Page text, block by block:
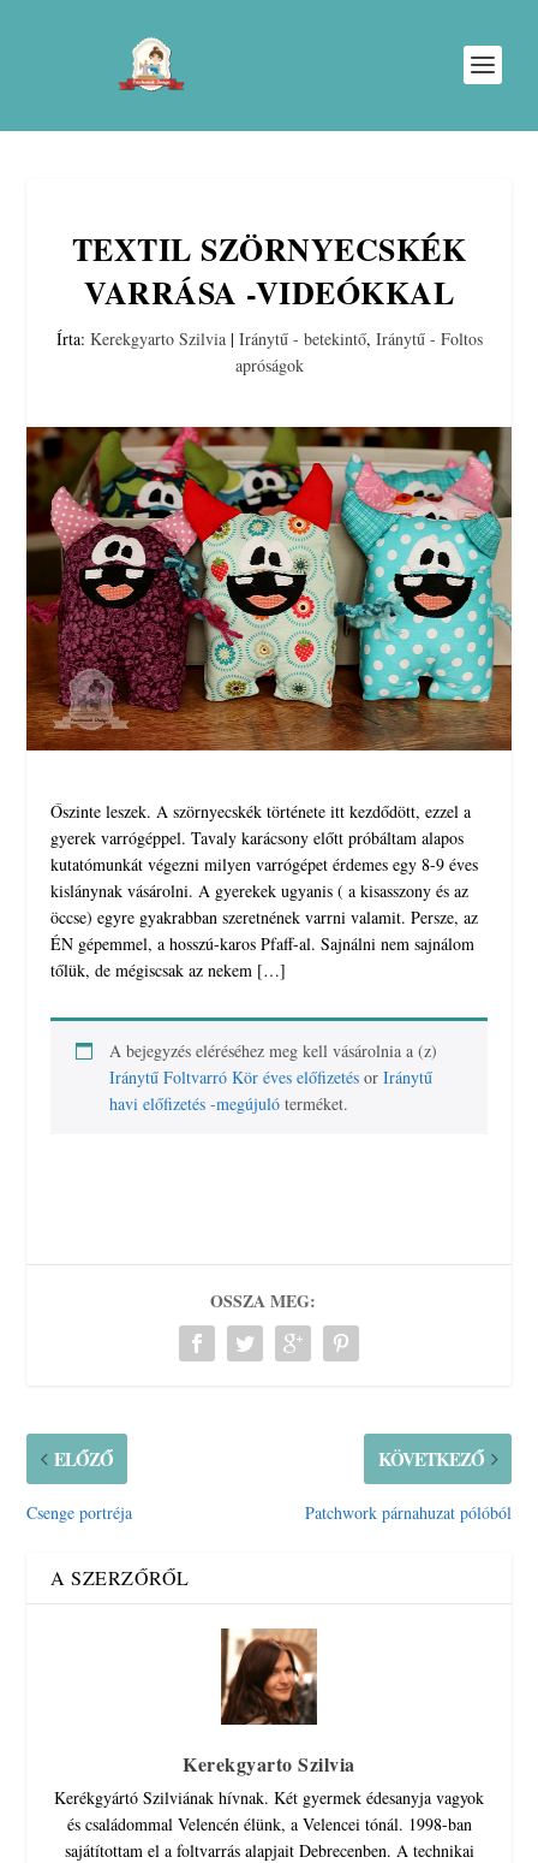
TEXTIL SZÖRNYECSKÉK
VARRÁSA -VIDEÓKKAL
Írta: Kerekgyarto Szilvia| Iránytű - betekintő, Iránytű - Foltos
apróságok
Őszinte leszek. A szörnyecskék története itt kezdődött, ezzel a
gyerek varrógéppel. Tavaly karácsony előtt próbáltam alapos
kutatómunkát végezni milyen varrógépet érdemes egy 8-9 éves
kislánynak vásárolni. A gyerekek ugyanis ( a kisasszony és az
öccse) egyre gyakrabban szeretnének varrni valamit. Persze, az
ÉN gépemmel, a hosszú-karos Pfaff-al. Sajnálni nem sajnálom
tőlük, de mégiscsak az nekem […]
A bejegyzés eléréséhez meg kell vásárolnia a (z)
Iránytű Foltvarró Kör éves előfizetés orIránytű
havi előfizetés -megújuló terméket.
OSSZA MEG:
ELŐZŐ
Csenge portréja
KÖVETKEZŐ
Patchwork párnahuzat pólóból
A SZERZŐRŐL
Kerekgyarto Szilvia
Kerékgyártó Szilviának hívnak. Két gyermek édesanyja vagyok
és családommal Velencén élünk, a Velencei tónál. 1998-ban
sajátítottam el a foltvarrás alapjait Debrecenben. A technikai